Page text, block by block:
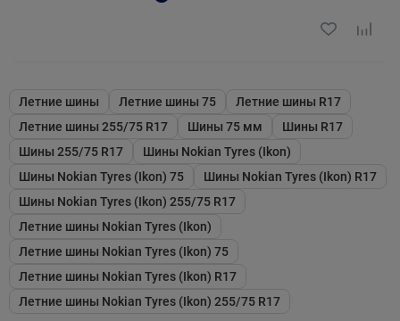
Летние шины Летние шины 75
Летние шины R17
Летние шины 255/75 R17
Шины 75 мм
Шины R17
Шины 255/75 R17
Шины Nokian Tyres (Ikon)
Шины Nokian Tyres (Ikon) 75
Шины Nokian Tyres (Ikon) R17
Шины Nokian Tyres (Ikon) 255/75 R17
Летние шины Nokian Tyres (Ikon)
Летние шины Nokian Tyres (Ikon) 75
Летние шины Nokian Tyres (Ikon) R17
Летние шины Nokian Tyres (Ikon) 255/75 R17